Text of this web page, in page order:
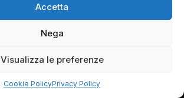
Accetta
Nega
Visualizza le preferenze
Cookie PolicyPrivacy Policy